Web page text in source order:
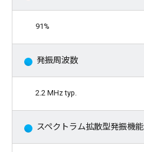
91%
発振周波数
2.2 MHz typ.
スペクトラム拡散型発振機能